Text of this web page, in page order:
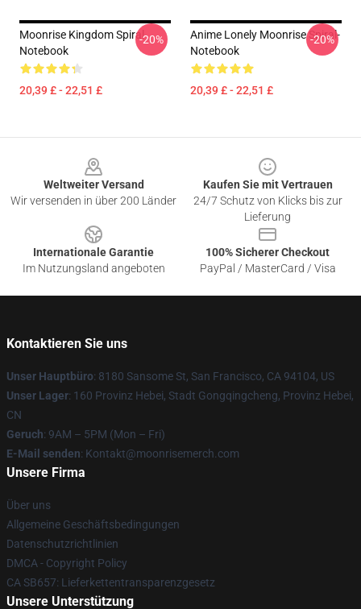
Moonrise Kingdom Spiral
Notebook
20,39 £ - 22,51 £
-20%
Anime Lonely Moonrise Spiral-
Notebook
20,39 £ - 22,51 £
-20%
Weltweiter Versand
Wir versenden in über 200 Länder
Kaufen Sie mit Vertrauen
24/7 Schutz von Klicks bis zur
Lieferung
Internationale Garantie
Im Nutzungsland angeboten
100% Sicherer Checkout
PayPal / MasterCard / Visa
Kontaktieren Sie uns
Unser Hauptbüro: 8180 Sansome St, San Francisco, CA 94104, US
Unser Lager: 160 Provinz Hebei, Stadt Gongqingcheng, Provinz Hebei,
CN
Geruch: 9AM – 5PM (Mon – Fri)
E-Mail senden: Kontakt@moonrisemerch.com
Unsere Firma
Über uns
Allgemeine Geschäftsbedingungen
Datenschutzrichtlinien
DMCA - Copyright Policy
CA SB657: Lieferkettentransparenzgesetz
Unsere Unterstützung